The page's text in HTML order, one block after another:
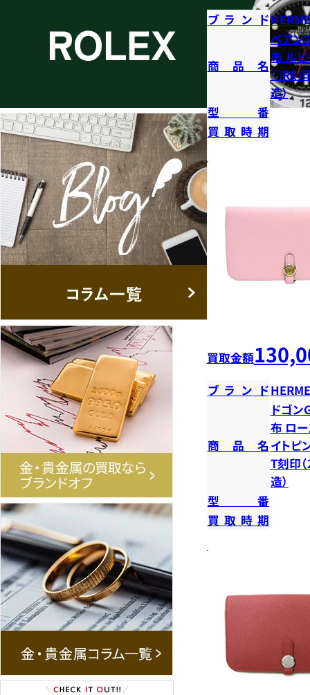
ブランド
商品名
ベアン
布 ルビ
□R刻
造）
型番
買取時期
買取金額
ブランド
商品名
ドゴン
布 ロ
イトピ
T刻印
造）
型番
買取時期